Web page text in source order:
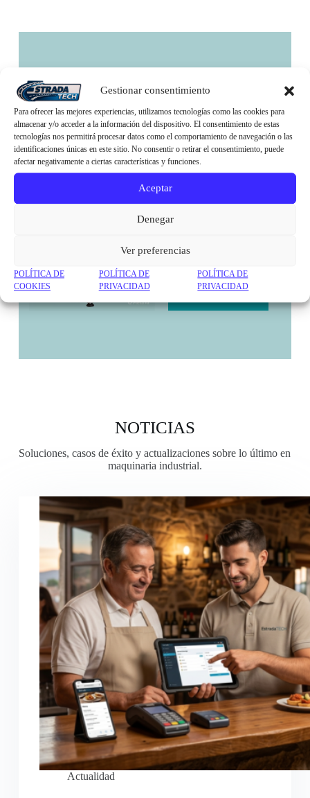
Gestionar consentimiento
Para ofrecer las mejores experiencias, utilizamos tecnologías como las cookies para
almacenar y/o acceder a la información del dispositivo. El consentimiento de estas
tecnologías nos permitirá procesar datos como el comportamiento de navegación o las
identificaciones únicas en este sitio. No consentir o retirar el consentimiento, puede
afectar negativamente a ciertas características y funciones.
Aceptar
Denegar
Ver preferencias
POLÍTICA DE
COOKIES
POLÍTICA DE
PRIVACIDAD
POLÍTICA DE
PRIVACIDAD
Potencia y
Precisión
Industrial
Maximiza tu producción y
garantiza cortes perfectos.
Presentamos nuestra nueva
línea de cortafiambres
comerciales con ingeniería
Ver Catálogo
NOTICIAS
Soluciones, casos de éxito y actualizaciones sobre lo último en
maquinaria industrial.
Actualidad